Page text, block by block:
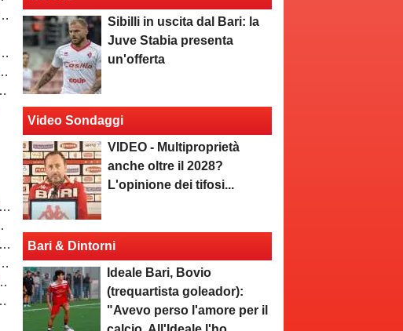
Sibilli in uscita dal Bari: la
Juve Stabia presenta
un'offerta
Video Sondaggi
VIDEO - Multiproprietà
anche oltre il 2028?
L'opinione dei tifosi...
Bari & Dintorni
Ideale Bari, Bovio
(trequartista goleador):
"Avevo perso l'amore per il